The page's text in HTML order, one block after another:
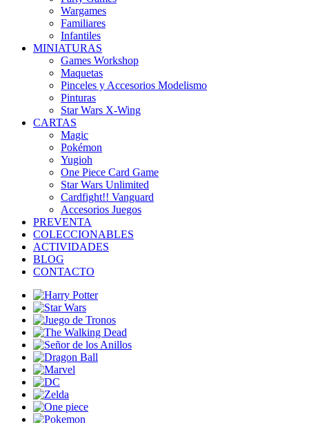
Wargames
Familiares
Infantiles
MINIATURAS
Games Workshop
Maquetas
Pinceles y Accesorios Modelismo
Pinturas
Star Wars X-Wing
CARTAS
Magic
Pokémon
Yugioh
One Piece Card Game
Star Wars Unlimited
Cardfight!! Vanguard
Accesorios Juegos
PREVENTA
COLECCIONABLES
ACTIVIDADES
BLOG
CONTACTO